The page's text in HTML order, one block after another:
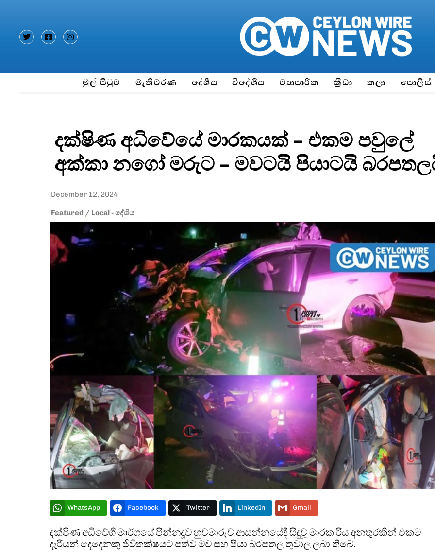
මුල් පිටුව මැතිවරණ දේශීය විදේශීය ව්‍යාපාරික ක්‍රීඩා කලා පොලිස්
දක්ෂිණ අධිවේයේ මාරකයක් – එකම පවුලේ
අක්කා නගෝ මරුට – මවටයි පියාටයි
December 12, 2024
Featured / Local - දේශිය
WhatsApp Facebook Twitter LinkedIn Gmail
දක්ෂිණ අධිවේගී මාර්ගයේ පින්නදූව හුවමාරුව ආසන්නයේදී සිදුවූ මාරක රිය අනතුරකින් එකම
දැරියන් දෙදෙනකු ජීවිතක්ෂයට පත්ව මව සහ පියා බරපතල තුවාල ලබා තිබේ.